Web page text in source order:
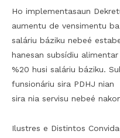
Ho implementasaun
aumentu de vensimentu
saláriu báziku nebeé
hanesan subsídiu
%20 husi saláriu báziku.
funsionáriu sira PDHJ
sira nia servisu nebeé
Ilustres e Distintos